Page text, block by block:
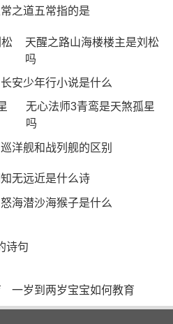
人物——哪吒的天真烂漫与不
。由于此篇故事脍炙人口，几
作品。其中上海美术电影制片
作的《哪吒闹海》，被誉为
丰富”的作品，深受国内外好
之道五常指的是
天醒之路山海楼楼主是刘松
吗
长安少年行小说是什么
无心法师3青鸾是天煞孤星
吗
巡洋舰和战列舰的区别
无远近是什么诗
怒海潜沙海猴子是什么
诗句
一岁到两岁宝宝如何教育